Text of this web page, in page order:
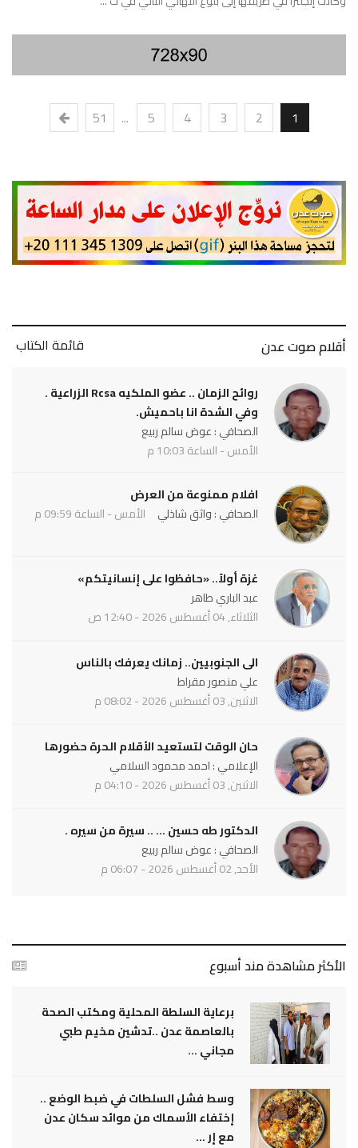
1
2
3
4
5
...
51
أقلام صوت عدن قائمة الكتاب
روائح الزمان .. عضو الملكيه Rcsa الزراعية .
وفي الشدة انا باحميش.
الصحافي : عوض سالم ربيع
الأمس - الساعة 10:03 م
افلام ممنوعة من العرض
الصحافي : واثق شاذلي
الأمس - الساعة 09:59 م
غزة أولاً.. «حافظوا على إنسانيتكم»
عبد الباري طاهر
الثلاثاء, 04 أغسطس 2026 - 12:40 ص
الى الجنوبيين.. زمانك يعرفك بالناس
علي منصور مقراط
الاثنين, 03 أغسطس 2026 - 08:02 م
حان الوقت لتستعيد الأقلام الحرة حضورها
الإعلامي : احمد محمود السلامي
الاثنين, 03 أغسطس 2026 - 04:10 م
الدكتور طه حسين ... .. سيرة من سيره .
الصحافي : عوض سالم ربيع
الأحد, 02 أغسطس 2026 - 06:07 م
الأكثر مشاهدة مند أسبوع
برعاية السلطة المحلية ومكتب الصحة
بالعاصمة عدن ..تدشين مخيم طبي
مجاني ...
وسط فشل السلطات في ضبط الوضع ..
إختفاء الأسماك من موائد سكان عدن
مع إر ...